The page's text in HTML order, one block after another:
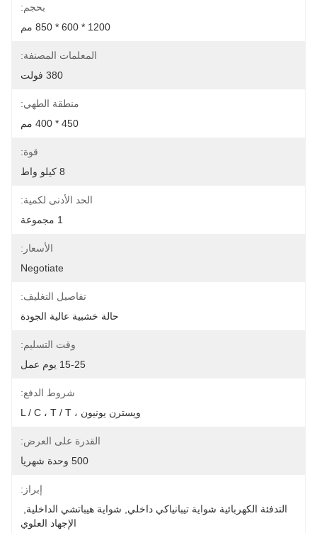
بحجم:
1200 * 600 * 850 مم
المعلمات المصنفة:
380 فولت
منطقة الطهي:
450 * 400 مم
قوة:
8 كيلو واط
الحد الأدنى لكمية:
1 مجموعة
الأسعار:
Negotiate
تفاصيل التغليف:
حالة خشبية عالية الجودة
وقت التسليم:
15-25 يوم عمل
شروط الدفع:
ويسترن يونيون ، L / C ، T / T
القدرة على العرض:
500 وحدة شهريا
إبراز:
التدفئة الكهربائية شواية تيبانياكي داخلي
شواية هيباتشي الداخلية
الإجهاد العلوي